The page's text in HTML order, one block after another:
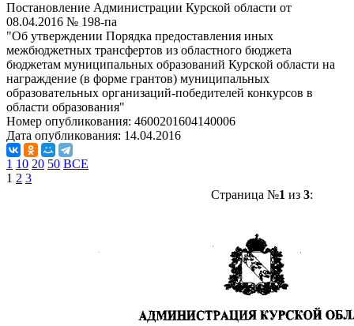
Постановление Администрации Курской области от
08.04.2016 № 198-па
"Об утверждении Порядка предоставления иных
межбюджетных трансфертов из областного бюджета
бюджетам муниципальных образований Курской области на
награждение (в форме грантов) муниципальных
образовательных организаций-победителей конкурсов в
области образования"
Номер опубликования: 4600201604140006
Дата опубликования: 14.04.2016
1 10 20 50 ВСЕ
1 2 3
Страница №1 из 3: